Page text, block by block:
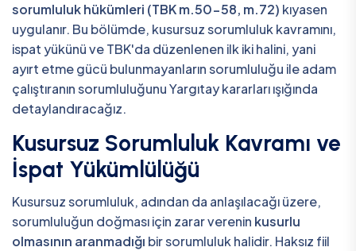
sorumluluk hükümleri (TBK m.50-58, m.72) kıyasen
uygulanır. Bu bölümde, kusursuz sorumluluk kavramını,
ispat yükünü ve TBK'da düzenlenen ilk iki halini, yani
ayırt etme gücü bulunmayanların sorumluluğu ile adam
çalıştıranın sorumluluğunu Yargıtay kararları ışığında
detaylandıracağız.
Kusursuz Sorumluluk Kavramı ve
İspat Yükümlülüğü
Kusursuz sorumluluk, adından da anlaşılacağı üzere,
sorumluluğun doğması için zarar verenin kusurlu
olmasının aranmadığı bir sorumluluk halidir. Haksız fiil